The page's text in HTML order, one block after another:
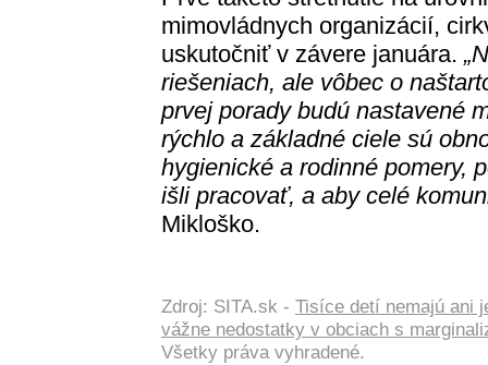
mimovládnych organizácií,
uskutočniť v závere januára.
riešeniach, ale vôbec o
prvej porady budú nastavené
rýchlo a základné ciele sú
hygienické a rodinné pomery,
išli pracovať, a aby celé
Mikloško.
Zdroj: SITA.sk - Tisíce detí nemajú ani
vážne nedostatky v obciach s
Všetky práva vyhradené.